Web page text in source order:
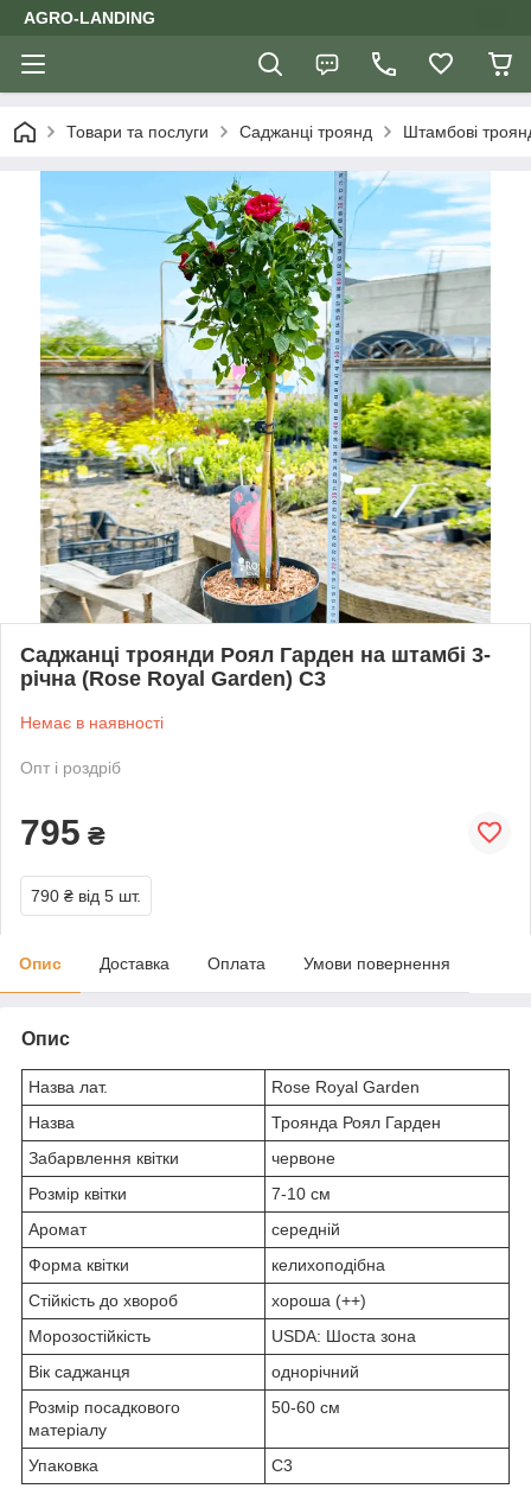
AGRO-LANDING
Товари та послуги Саджанці троянд Штамбові
Саджанці троянди Роял Гарден на штамбі 3-
річна (Rose Royal Garden) С3
Немає в наявності
Опт і роздріб
795 ₴
790 ₴ від 5 шт.
Опис Доставка Оплата Умови повернення
Опис
Назва лат.
Rose Royal Garden
Назва
Троянда Роял Гарден
Забарвлення квітки
червоне
Розмір квітки
7-10 см
Аромат
середній
Форма квітки
келихоподібна
Стійкість до хвороб
хороша (++)
Морозостійкість
USDA: Шоста зона
Вік саджанця
однорічний
Розмір посадкового
матеріалу
50-60 см
Упаковка С3